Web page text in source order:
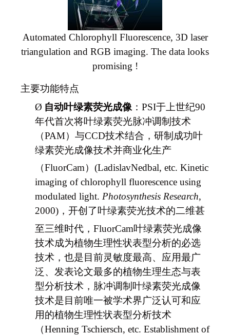
Automated Chlorophyll Fluorescence, 3D laser
triangulation and RGB imaging. The data looks
promising !
主要功能特点
Ø 自动叶绿素荧光成像：PSI于上世纪90
年代首次将叶绿素荧光脉冲调制技术
（PAM）与CCD技术结合，研制成功叶
绿素荧光成像技术并商业化生产
（FluorCam）(LadislavNedbal, etc. Kinetic
imaging of chlorophyll fluorescence using
modulated light. Photosynthesis Research,
2000)，开创了叶绿素荧光技术的二维甚
至三维时代，FluorCam叶绿素荧光成像
技术成为植物生理性状表型分析的必选
技术，也是目前灵敏度最高、应用最广
泛、发表论文最多的植物生理生态与表
型分析技术，脉冲调制叶绿素荧光成像
技术是目前唯一被学术界广泛认可和应
用的植物生理性状表型分析技术
（Henning Tschiersch, etc. Establishment of